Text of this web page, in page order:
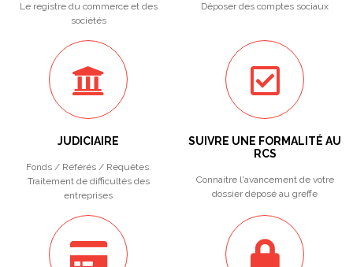
Le registre du commerce et des
sociétés
Déposer des comptes sociaux
JUDICIAIRE
Fonds / Référés / Requêtes.
Traitement de difficultés des
entreprises
SUIVRE UNE FORMALITÉ AU
RCS
Connaitre l'avancement de votre
dossier déposé au greffe